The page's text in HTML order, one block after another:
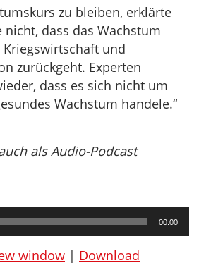
zu bleiben, erklärte
dass das Wachstum
und
zurückgeht. Experten
dass es sich nicht um
Wachstum handele.“
als Audio-Podcast
00:00
window | Download